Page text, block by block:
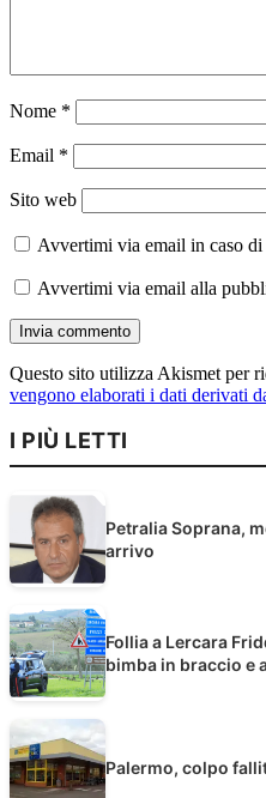
Nome *
Email *
Sito web
Avvertimi via email in caso
Avvertimi via email alla
Questo sito utilizza Akismet per
vengono elaborati i dati derivati
I PIÙ LETTI
Petralia Soprana,
arrivo
Follia a Lercara
bimba in braccio e
Palermo, colpo